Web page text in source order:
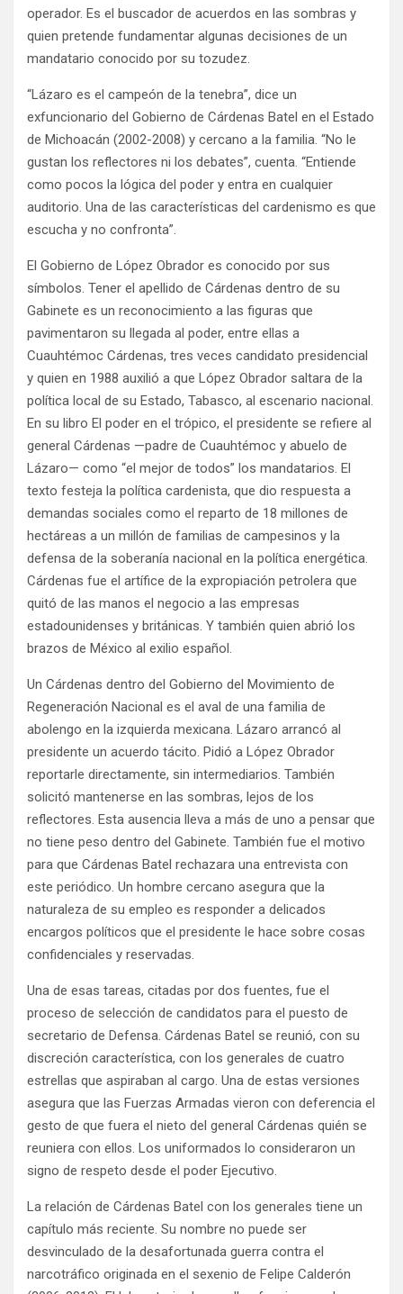
operador. Es el buscador de acuerdos en las sombras y
quien pretende fundamentar algunas decisiones de un
mandatario conocido por su tozudez.
“Lázaro es el campeón de la tenebra”, dice un
exfuncionario del Gobierno de Cárdenas Batel en el Estado
de Michoacán (2002-2008) y cercano a la familia. “No le
gustan los reflectores ni los debates”, cuenta. “Entiende
como pocos la lógica del poder y entra en cualquier
auditorio. Una de las características del cardenismo es que
escucha y no confronta”.
El Gobierno de López Obrador es conocido por sus
símbolos. Tener el apellido de Cárdenas dentro de su
Gabinete es un reconocimiento a las figuras que
pavimentaron su llegada al poder, entre ellas a
Cuauhtémoc Cárdenas, tres veces candidato presidencial
y quien en 1988 auxilió a que López Obrador saltara de la
política local de su Estado, Tabasco, al escenario nacional.
En su libro El poder en el trópico, el presidente se refiere al
general Cárdenas —padre de Cuauhtémoc y abuelo de
Lázaro— como “el mejor de todos” los mandatarios. El
texto festeja la política cardenista, que dio respuesta a
demandas sociales como el reparto de 18 millones de
hectáreas a un millón de familias de campesinos y la
defensa de la soberanía nacional en la política energética.
Cárdenas fue el artífice de la expropiación petrolera que
quitó de las manos el negocio a las empresas
estadounidenses y británicas. Y también quien abrió los
brazos de México al exilio español.
Un Cárdenas dentro del Gobierno del Movimiento de
Regeneración Nacional es el aval de una familia de
abolengo en la izquierda mexicana. Lázaro arrancó al
presidente un acuerdo tácito. Pidió a López Obrador
reportarle directamente, sin intermediarios. También
solicitó mantenerse en las sombras, lejos de los
reflectores. Esta ausencia lleva a más de uno a pensar que
no tiene peso dentro del Gabinete. También fue el motivo
para que Cárdenas Batel rechazara una entrevista con
este periódico. Un hombre cercano asegura que la
naturaleza de su empleo es responder a delicados
encargos políticos que el presidente le hace sobre cosas
confidenciales y reservadas.
Una de esas tareas, citadas por dos fuentes, fue el
proceso de selección de candidatos para el puesto de
secretario de Defensa. Cárdenas Batel se reunió, con su
discreción característica, con los generales de cuatro
estrellas que aspiraban al cargo. Una de estas versiones
asegura que las Fuerzas Armadas vieron con deferencia el
gesto de que fuera el nieto del general Cárdenas quién se
reuniera con ellos. Los uniformados lo consideraron un
signo de respeto desde el poder Ejecutivo.
La relación de Cárdenas Batel con los generales tiene un
capítulo más reciente. Su nombre no puede ser
desvinculado de la desafortunada guerra contra el
narcotráfico originada en el sexenio de Felipe Calderón